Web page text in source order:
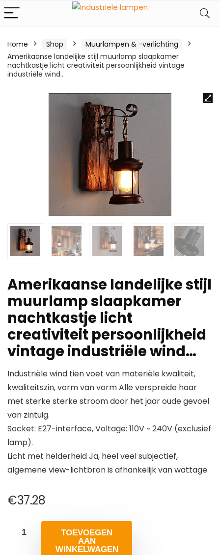
Home Shop
Muurlampen & -verlichting
Amerikaanse landelijke stijl muurlamp slaapkamer
nachtkastje licht creativiteit persoonlijkheid vintage
industriële wind…
Amerikaanse landelijke stijl
muurlamp slaapkamer
nachtkastje licht
creativiteit persoonlijkheid
vintage industriële wind…
Industriële wind tien voet van materiële kwaliteit,
kwaliteitszin, vorm van vorm Alle verspreide haar
met sterke sterke stroom door het jaar oude gevoel
van zintuig.
Socket: E27-interface, Voltage: 110V ~ 240V (exclusief
lamp).
Licht met helderheid Ja, heel veel subjectief,
algemene view-lichtbron is afhankelijk van wattage.
€37.28
TOEVOEGEN
AAN
WINKELWAGEN